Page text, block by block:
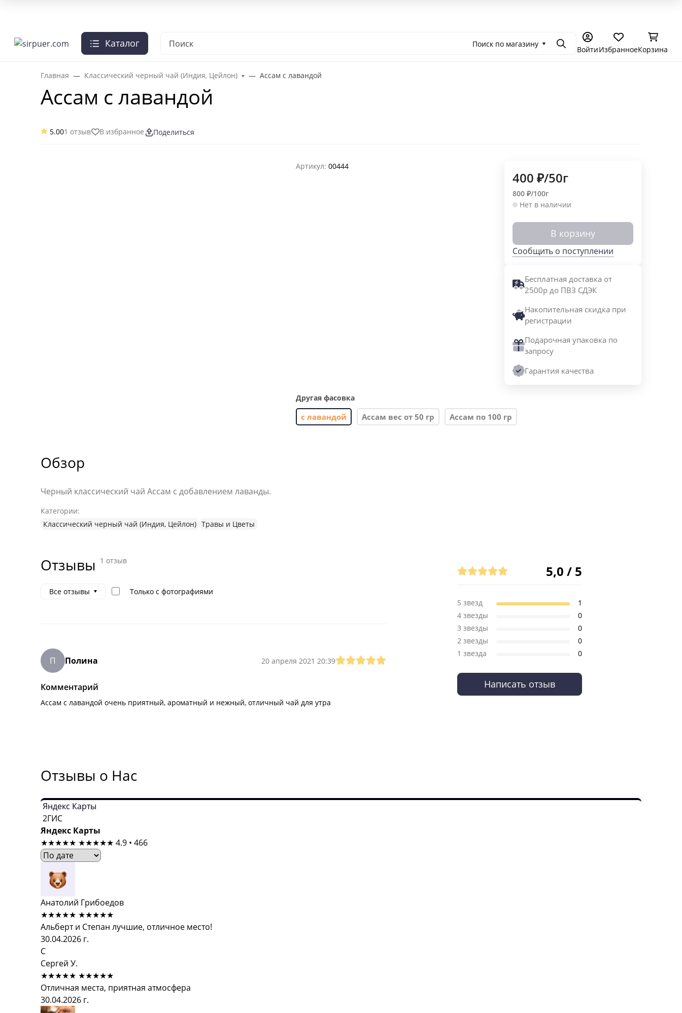
+7-495-103-41-95 Заказать звонок
Каталог Поиск по магазину ПоискВойтиИзбранноеКорзина
Главная Классический черный чай (Индия, Цейлон) Ассам с лавандой
Ассам с лавандой
5.001 отзыв В избранное Поделиться
Артикул: 00444
400 ₽/50г
800 ₽/100г
Нет в наличии
В корзину
Сообщить о поступлении
Бесплатная доставка от
2500р до ПВЗ СДЭК
Накопительная скидка при
регистрации
Подарочная упаковка по
запросу
Гарантия качества
Другая фасовка
с лавандой Ассам вес от 50 гр Ассам по 100 гр
Обзор
Черный классический чай Ассам с добавлением лаванды.
Категории:
Классический черный чай (Индия, Цейлон) Травы и Цветы
Отзывы (1) 5,0 / 5
5 звезд
1
4 звезды
0
3 звезды
0
2 звезды
0
1 звезда
0
Написать отзыв
Отзывы 1 отзыв
Все отзывы Только с фотографиями
П Полина 20 апреля 2021 20:39
Комментарий
Ассам с лавандой очень приятный, ароматный и нежный, отличный чай для утра
Отзывы о Нас
Яндекс Карты
2ГИС
Яндекс Карты
★★★★★ ★★★★★ 4.9 • 466
Анатолий Грибоедов
★★★★★ ★★★★★
Альберт и Степан лучшие, отличное место!
30.04.2026 г.
С
Сергей У.
★★★★★ ★★★★★
Отличная места, приятная атмосфера
30.04.2026 г.